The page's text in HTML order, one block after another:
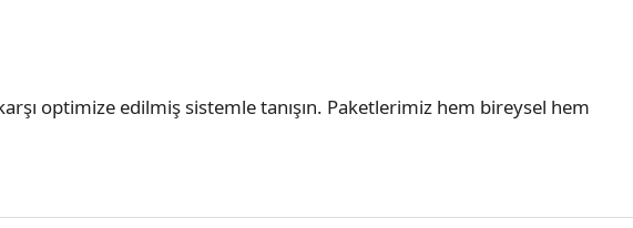
optimize edilmiş sistemle tanışın. Paketlerimiz hem bireysel hem